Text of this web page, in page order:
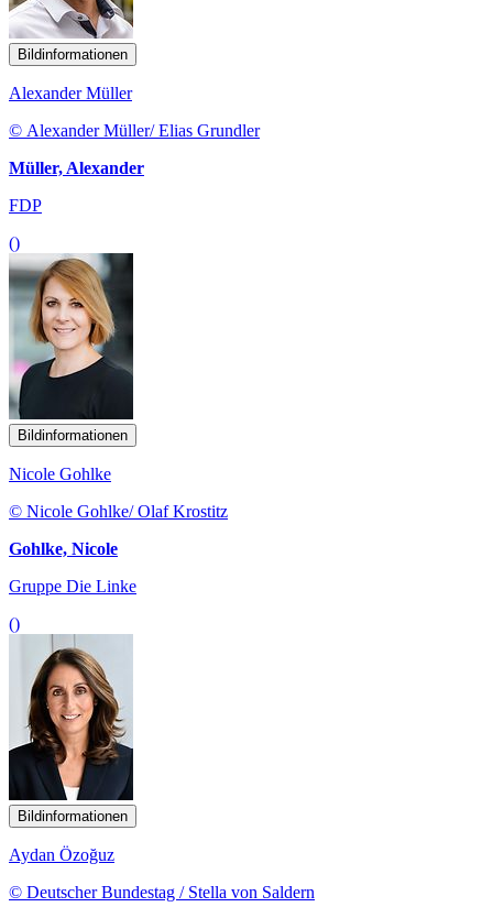
Bildinformationen
Alexander Müller
© Alexander Müller/ Elias Grundler
Müller, Alexander
FDP
()
Bildinformationen
Nicole Gohlke
© Nicole Gohlke/ Olaf Krostitz
Gohlke, Nicole
Gruppe Die Linke
()
Bildinformationen
Aydan Özoğuz
© Deutscher Bundestag / Stella von Saldern